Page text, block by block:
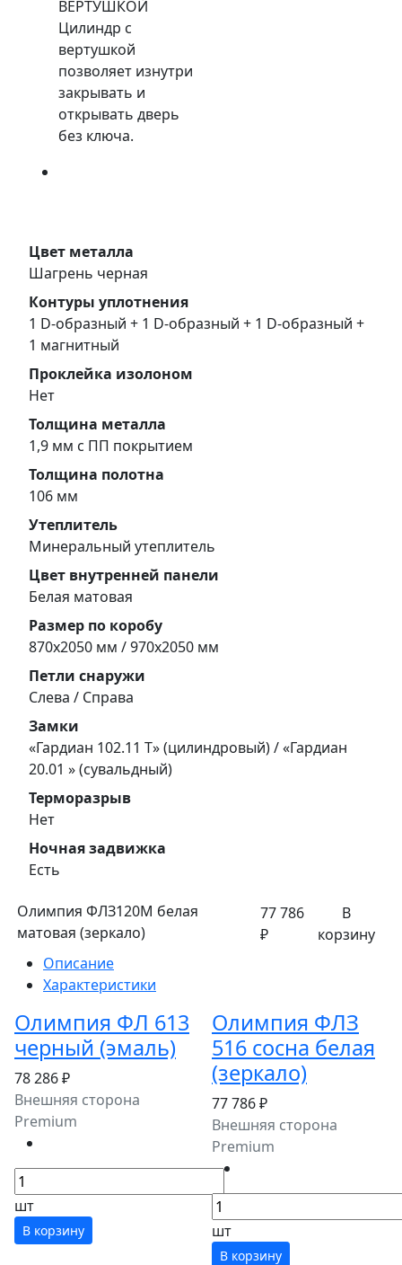
ВЕРТУШКОЙ
Цилиндр с
вертушкой
позволяет изнутри
закрывать и
открывать дверь
без ключа.
Цвет металла
Шагрень черная
Контуры уплотнения
1 D-образный + 1 D-образный + 1 D-образный +
1 магнитный
Проклейка изолоном
Нет
Толщина металла
1,9 мм с ПП покрытием
Толщина полотна
106 мм
Утеплитель
Минеральный утеплитель
Цвет внутренней панели
Белая матовая
Размер по коробу
870х2050 мм / 970х2050 мм
Петли снаружи
Слева / Справа
Замки
«Гардиан 102.11 Т» (цилиндровый) / «Гардиан
20.01 » (сувальдный)
Терморазрыв
Нет
Ночная задвижка
Есть
Олимпия ФЛЗ120М белая
матовая (зеркало)
77 786
₽
В
корзину
Описание
Характеристики
Олимпия ФЛ 613
черный (эмаль)
78 286 ₽
Внешняя сторона
Premium
шт
В корзину
Олимпия ФЛЗ
516 сосна белая
(зеркало)
77 786 ₽
Внешняя сторона
Premium
шт
В корзину